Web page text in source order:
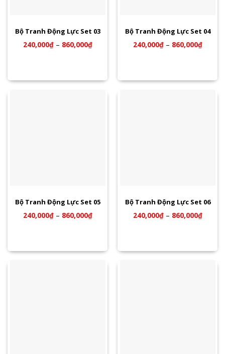
Bộ Tranh Động Lực Set 03
240,000₫– 860,000₫
Bộ Tranh Động Lực Set 04
240,000₫– 860,000₫
Bộ Tranh Động Lực Set 05
240,000₫– 860,000₫
Bộ Tranh Động Lực Set 06
240,000₫– 860,000₫